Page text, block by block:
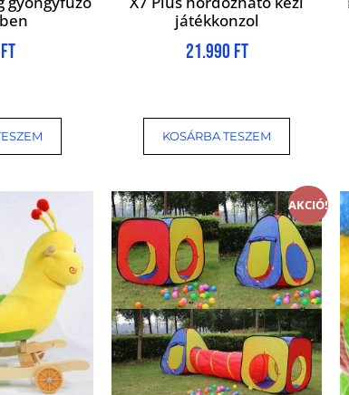
Ft
játékkonzol
21.990 Ft
KOSÁRBA TESZEM
AKCIÓ!